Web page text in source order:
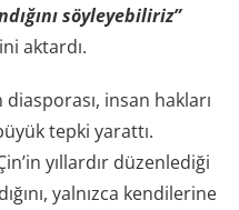
söyleyebiliriz”
aktardı.
insan hakları
tepki yarattı.
yıllardır düzenlediği
yalnızca kendilerine